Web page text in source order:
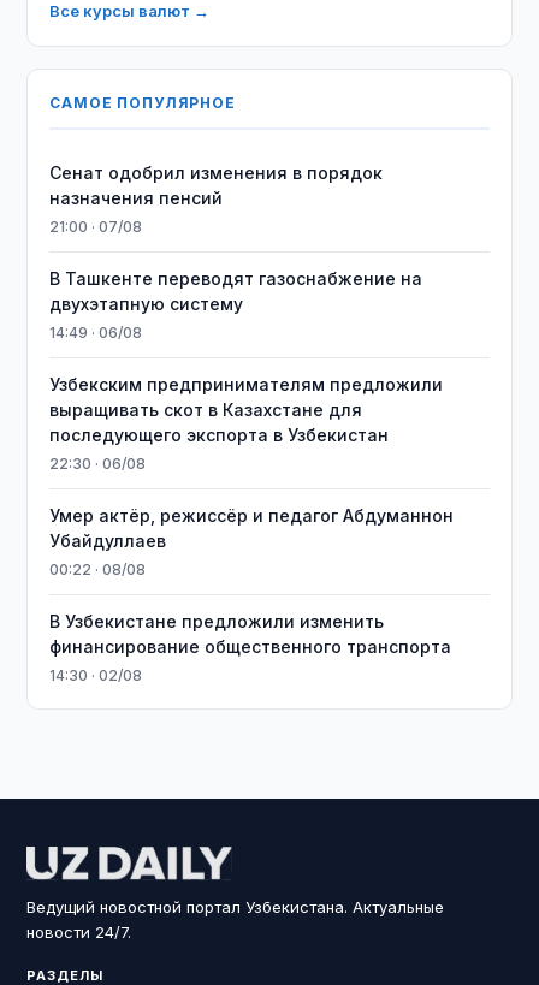
Все курсы валют →
САМОЕ ПОПУЛЯРНОЕ
Сенат одобрил изменения в порядок
назначения пенсий
21:00 · 07/08
В Ташкенте переводят газоснабжение на
двухэтапную систему
14:49 · 06/08
Узбекским предпринимателям предложили
выращивать скот в Казахстане для
последующего экспорта в Узбекистан
22:30 · 06/08
Умер актёр, режиссёр и педагог Абдуманнон
Убайдуллаев
00:22 · 08/08
В Узбекистане предложили изменить
финансирование общественного транспорта
14:30 · 02/08
Ведущий новостной портал Узбекистана. Актуальные
новости 24/7.
РАЗДЕЛЫ